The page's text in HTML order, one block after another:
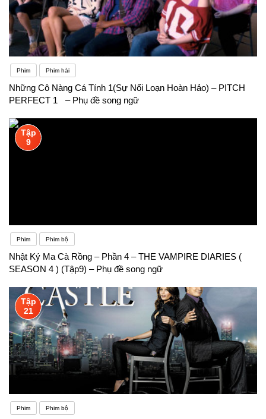
Phim Phim hài
Những Cô Nàng Cá Tính 1(Sự Nổi Loạn Hoàn Hảo) – PITCH
PERFECT 1 – Phụ đề song ngữ
Tập
9
Phim Phim bộ
Nhật Ký Ma Cà Rồng – Phần 4 – THE VAMPIRE DIARIES (
SEASON 4 ) (Tập9) – Phụ đề song ngữ
Tập
21
Phim Phim bộ